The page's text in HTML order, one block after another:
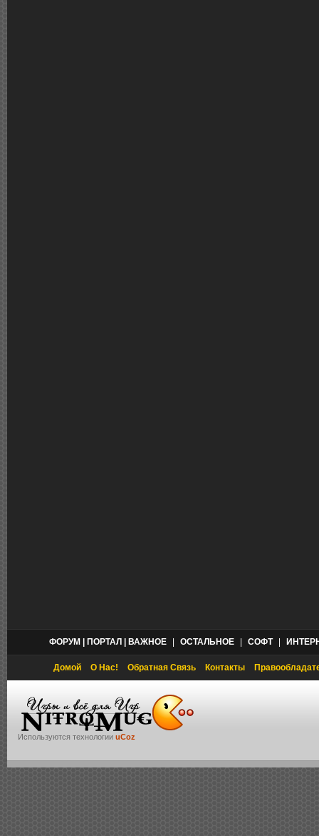
ФОРУМ | ПОРТАЛ | ВАЖНОЕ ОСТАЛЬНОЕ СОФТ
Домой О Нас! Обратная Связь Контакты
Используются технологии uCoz